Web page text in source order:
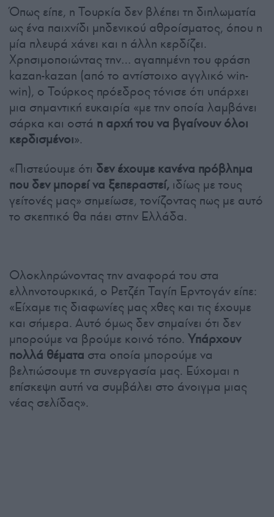
Όπως είπε, η Τουρκία δεν βλέπει τη διπλωματία
ως ένα παιχνίδι μηδενικού αθροίσματος, όπου η
μία πλευρά χάνει και η άλλη κερδίζει.
Χρησιμοποιώντας την… αγαπημένη του φράση
kazan-kazan (από το αντίστοιχο αγγλικό win-
win), ο Τούρκος πρόεδρος τόνισε ότι υπάρχει
μια σημαντική ευκαιρία «με την οποία λαμβάνει
σάρκα και οστά η αρχή του να βγαίνουν όλοι
κερδισμένοι».
«Πιστεύουμε ότι δεν έχουμε κανένα πρόβλημα
που δεν μπορεί να ξεπεραστεί, ιδίως με τους
γείτονές μας» σημείωσε, τονίζοντας πως με αυτό
το σκεπτικό θα πάει στην Ελλάδα.
Ολοκληρώνοντας την αναφορά του στα
ελληνοτουρκικά, ο Ρετζέπ Ταγίπ Ερντογάν είπε:
«Είχαμε τις διαφωνίες μας χθες και τις έχουμε
και σήμερα. Αυτό όμως δεν σημαίνει ότι δεν
μπορούμε να βρούμε κοινό τόπο. Υπάρχουν
πολλά θέματα στα οποία μπορούμε να
βελτιώσουμε τη συνεργασία μας. Εύχομαι η
επίσκεψη αυτή να συμβάλει στο άνοιγμα μιας
νέας σελίδας».